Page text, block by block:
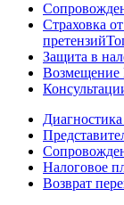
Страховка
претензий
Защита в
Налоговое
Возврат